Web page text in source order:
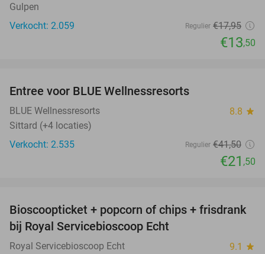
Gulpen
Verkocht: 2.059
Regulier €17,95
€13,50
Entree voor BLUE Wellnessresorts
BLUE Wellnessresorts 8.8 star
Sittard (+4 locaties)
Verkocht: 2.535
Regulier €41,50
€21 ,50
34%
Bioscoopticket + popcorn of chips + frisdrank
bij Royal Servicebioscoop Echt
Royal Servicebioscoop Echt 9.1 star